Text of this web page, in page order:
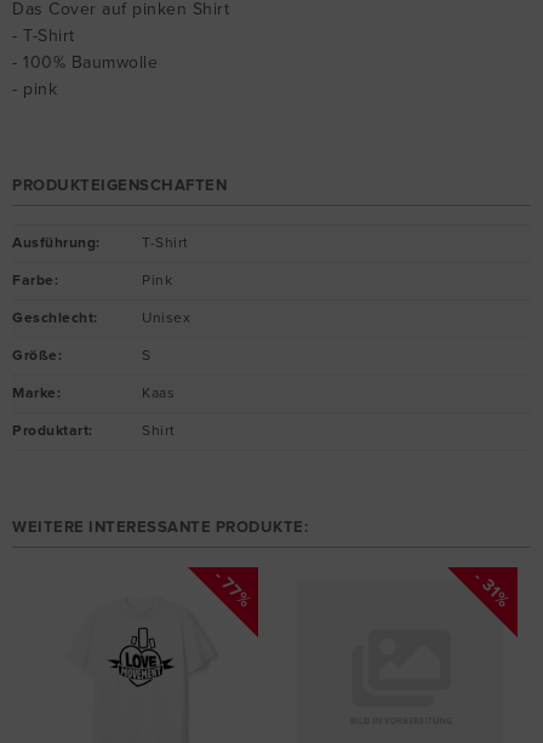
Das Cover auf pinken Shirt
- T-Shirt
- 100% Baumwolle
- pink
PRODUKTEIGENSCHAFTEN
Ausführung: T-Shirt
Farbe : Pink
Geschlecht: Unisex
Größe : S
Marke : Kaas
Produktart: Shirt
WEITERE INTERESSANTE PRODUKTE:
- 77% - 31%